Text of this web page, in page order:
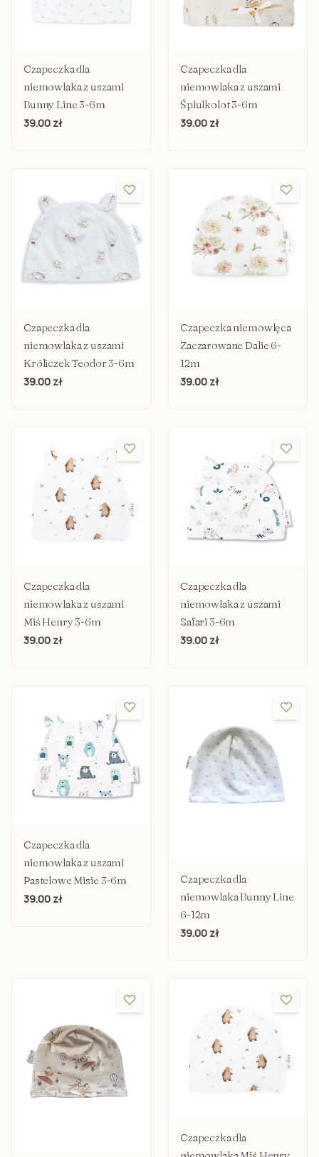
Czapeczka dla
niemowlaka z uszami
Bunny Line 3-6m
39.00 zł
Czapeczka dla
niemowlaka z uszami
Śpiulkolot 3-6m
39.00 zł
Czapeczka dla
niemowlaka z uszami
Króliczek Teodor 3-6m
39.00 zł
Czapeczka niemowlęca
Zaczarowane Dalie 6-
12m
39.00 zł
Czapeczka dla
niemowlaka z uszami
Miś Henry 3-6m
39.00 zł
Czapeczka dla
niemowlaka z uszami
Safari 3-6m
39.00 zł
Czapeczka dla
niemowlaka z uszami
Pastelowe Misie 3-6m
39.00 zł
Czapeczka dla
niemowlaka Bunny Line
6-12m
39.00 zł
Czapeczka dla